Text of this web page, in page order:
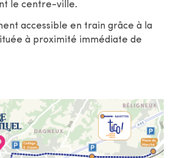
le centre-ville.
accessible en train grâce à la
à proximité immédiate de